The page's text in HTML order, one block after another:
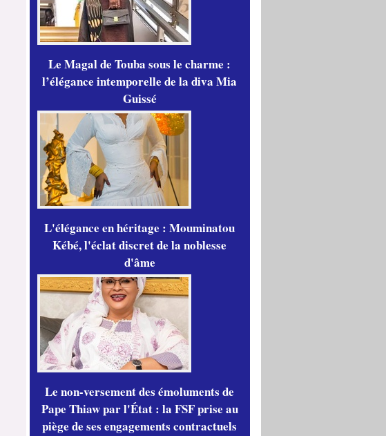
Le Magal de Touba sous le charme :
l’élégance intemporelle de la diva Mia
Guissé
L'élégance en héritage : Mouminatou
Kébé, l'éclat discret de la noblesse
d'âme
Le non-versement des émoluments de
Pape Thiaw par l'État : la FSF prise au
piège de ses engagements contractuels